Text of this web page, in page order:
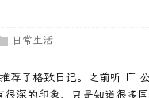
日常生活
荐了格致日记。之前听 IT
深的印象，只是知道很多